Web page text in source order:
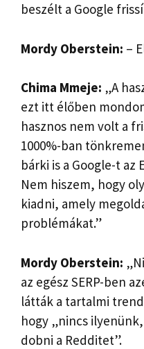
beszélt a Google
Mordy Oberstein: –
Chima Mmeje: „A
ezt itt élőben
hasznos nem volt a
1000%-ban
bárki is a Google-t
Nem hiszem, hogy
kiadni, amely
problémákat.”
Mordy Oberstein:
az egész SERP-ben
látták a tartalmi
hogy „nincs
dobni a Redditet”.